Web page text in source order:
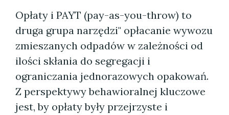
Opłaty i PAYT (pay-as-you-throw) to
druga grupa narzędzi" opłacanie wywozu
zmieszanych odpadów w zależności od
ilości skłania do segregacji i
ograniczania jednorazowych opakowań.
Z perspektywy behawioralnej kluczowe
jest, by opłaty były przejrzyste i